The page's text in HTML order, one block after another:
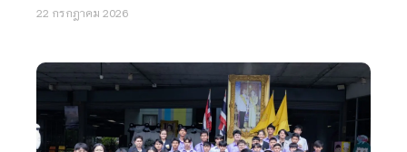
22 กรกฎาคม 2026